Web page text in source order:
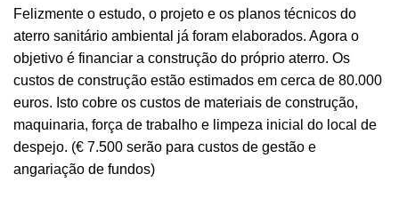
Felizmente o estudo, o projeto e os planos técnicos do
aterro sanitário ambiental já foram elaborados. Agora o
objetivo é financiar a construção do próprio aterro. Os
custos de construção estão estimados em cerca de 80.000
euros. Isto cobre os custos de materiais de construção,
maquinaria, força de trabalho e limpeza inicial do local de
despejo. (€ 7.500 serão para custos de gestão e
angariação de fundos)